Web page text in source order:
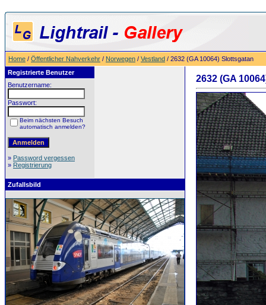
Home / Öffentlicher Nahverkehr / Norwegen / Vestland / 2632 (GA 10064) Slottsgatan
Registrierte Benutzer
Benutzername:
Passwort:
Beim nächsten Besuch
automatisch anmelden?
» Password vergessen
» Registrierung
Zufallsbild
2632 (GA